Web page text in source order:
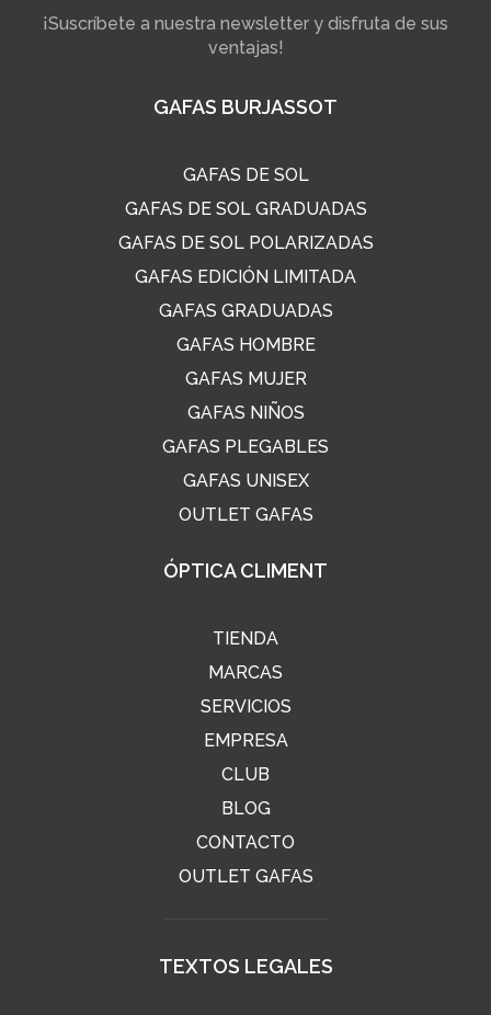
¡Suscríbete a nuestra newsletter y disfruta de sus
ventajas!
GAFAS BURJASSOT
GAFAS DE SOL
GAFAS DE SOL GRADUADAS
GAFAS DE SOL POLARIZADAS
GAFAS EDICIÓN LIMITADA
GAFAS GRADUADAS
GAFAS HOMBRE
GAFAS MUJER
GAFAS NIÑOS
GAFAS PLEGABLES
GAFAS UNISEX
OUTLET GAFAS
ÓPTICA CLIMENT
TIENDA
MARCAS
SERVICIOS
EMPRESA
CLUB
BLOG
CONTACTO
OUTLET GAFAS
TEXTOS LEGALES